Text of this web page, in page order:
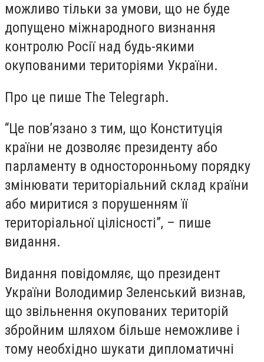
можливо тільки за умови, що не буде
допущено міжнародного визнання
контролю Росії над будь-якими
окупованими територіями України.
Про це пише The Telegraph.
“Це пов’язано з тим, що Конституція
країни не дозволяє президенту або
парламенту в односторонньому порядку
змінювати територіальний склад країни
або миритися з порушенням її
територіальної цілісності”, – пише
видання.
Видання повідомляє, що президент
України Володимир Зеленський визнав,
що звільнення окупованих територій
збройним шляхом більше неможливе і
тому необхідно шукати дипломатичні